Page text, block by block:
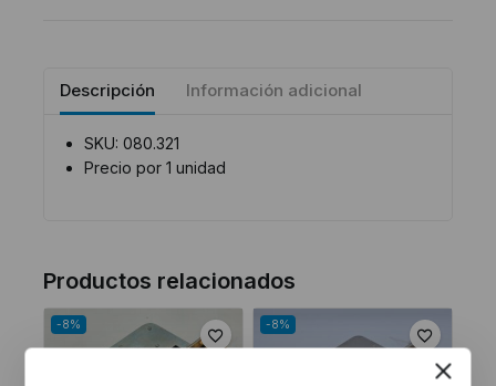
Descripción Información adicional
SKU: 080.321
Precio por 1 unidad
Productos relacionados
-8% -8%